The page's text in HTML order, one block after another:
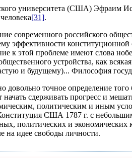
университета (США) Эфраим
[31].
современного российского
эффективности
к этой проблеме имеют слова
устройства, как
и будущему)... Философия
довольно точное определение
сдерживать прогресс и
политическим и иным
США 1787 г. с
политических и экономических
на идее свободы личности.